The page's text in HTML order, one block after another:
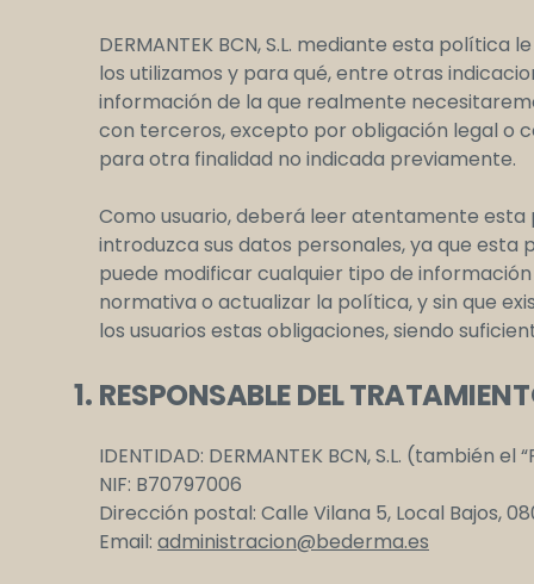
DERMANTEK BCN, S.L. mediante esta
los utilizamos y para qué, entre otras
información de la que realmente
con terceros, excepto por obligación legal o
para otra finalidad no indicada previamente.
Como usuario, deberá leer atentamente
introduzca sus datos personales, ya que
puede modificar cualquier tipo de
normativa o actualizar la política, y sin que
los usuarios estas obligaciones, siendo
RESPONSABLE DEL
IDENTIDAD: DERMANTEK BCN, S.L. (también el
NIF: B70797006
Dirección postal: Calle Vilana 5, Local Bajos,
Email: administracion@bederma.es